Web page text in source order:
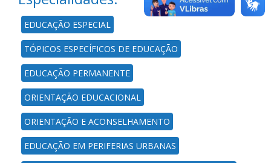
EDUCAÇÃO ESPECIAL
TÓPICOS ESPECÍFICOS DE EDUCAÇÃO
EDUCAÇÃO PERMANENTE
ORIENTAÇÃO EDUCACIONAL
ORIENTAÇÃO E ACONSELHAMENTO
EDUCAÇÃO EM PERIFERIAS URBANAS